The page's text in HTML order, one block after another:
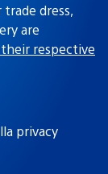
dress,
are
respective
privacy